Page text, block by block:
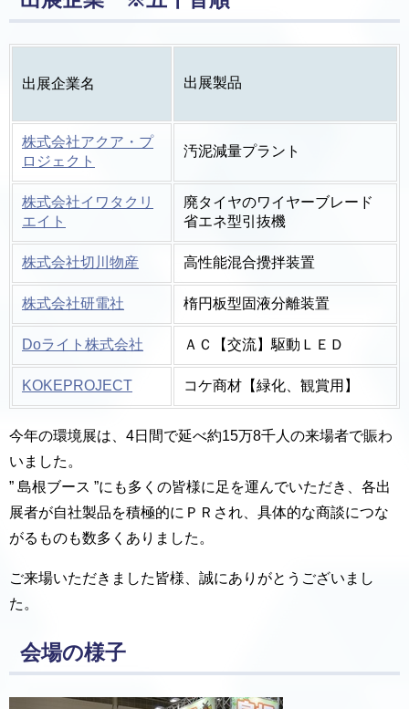
出展企業名 出展製品
株式会社アクア・プ
ロジェクト
汚泥減量プラント
株式会社イワタクリ
エイト
廃タイヤのワイヤーブレード
省エネ型引抜機
株式会社切川物産 高性能混合攪拌装置
株式会社研電社 楕円板型固液分離装置
Doライト株式会社 ＡＣ【交流】駆動ＬＥＤ
KOKEPROJECT コケ商材【緑化、観賞用】
今年の環境展は、4日間で延べ約15万8千人の来場者で賑わ
いました。
” 島根ブース ”にも多くの皆様に足を運んでいただき、各出
展者が自社製品を積極的にＰＲされ、具体的な商談につな
がるものも数多くありました。
ご来場いただきました皆様、誠にありがとうございまし
た。
会場の様子